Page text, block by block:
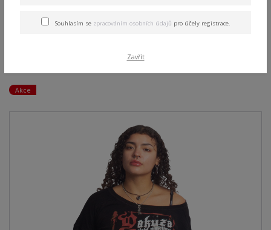
dlouhým rukávem Dollz
Akce
Souhlasím se zpracováním osobních údajů pro účely registrace.
Zavřít